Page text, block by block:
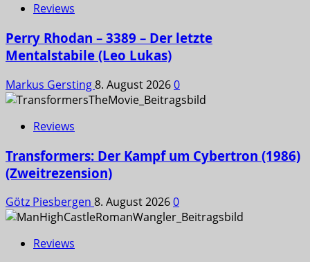
Reviews
Perry Rhodan – 3389 – Der letzte
Mentalstabile (Leo Lukas)
Markus Gersting8. August 20260
Reviews
Transformers: Der Kampf um Cybertron (1986)
(Zweitrezension)
Götz Piesbergen 8. August 20260
Reviews